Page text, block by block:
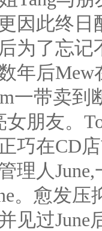
因此终日
为了忘记
年后
一带卖到
女朋友。
巧在CD
理人
。愈发
见过June